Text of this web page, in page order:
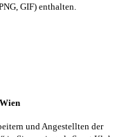
GIF) enthalten.
und Angestellten der